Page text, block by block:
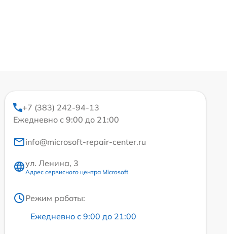
+7 (383) 242-94-13
Ежедневно с 9:00 до 21:00
info@microsoft-repair-center.ru
ул. Ленина, 3
Адрес сервисного центра Microsoft
Режим работы:
Ежедневно с 9:00 до 21:00